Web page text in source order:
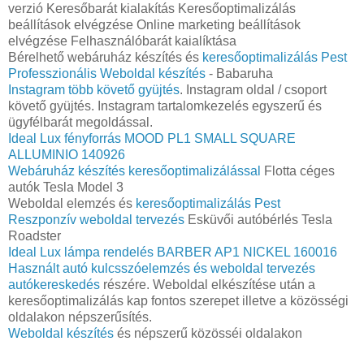
verzió Keresőbarát kialakítás Keresőoptimalizálás
beállítások elvégzése Online marketing beállítások
elvégzése Felhasználóbarát kaialíktása
Bérelhető webáruház készítés és keresőoptimalizálás Pest
Professzionális Weboldal készítés - Babaruha
Instagram több követő gyüjtés. Instagram oldal / csoport
követő gyüjtés. Instagram tartalomkezelés egyszerű és
ügyfélbarát megoldással.
Ideal Lux fényforrás MOOD PL1 SMALL SQUARE
ALLUMINIO 140926
Webáruház készítés keresőoptimalizálással
Flotta céges
autók Tesla Model 3
Weboldal elemzés és keresőoptimalizálás Pest
Reszponzív weboldal tervezés Esküvői autóbérlés Tesla
Roadster
Ideal Lux lámpa rendelés BARBER AP1 NICKEL 160016
Használt autó kulcsszóelemzés és weboldal tervezés
autókereskedés részére. Weboldal elkészítése után a
keresőoptimalizálás kap fontos szerepet illetve a közösségi
oldalakon népszerűsítés.
Weboldal készítés és népszerű közösséi oldalakon